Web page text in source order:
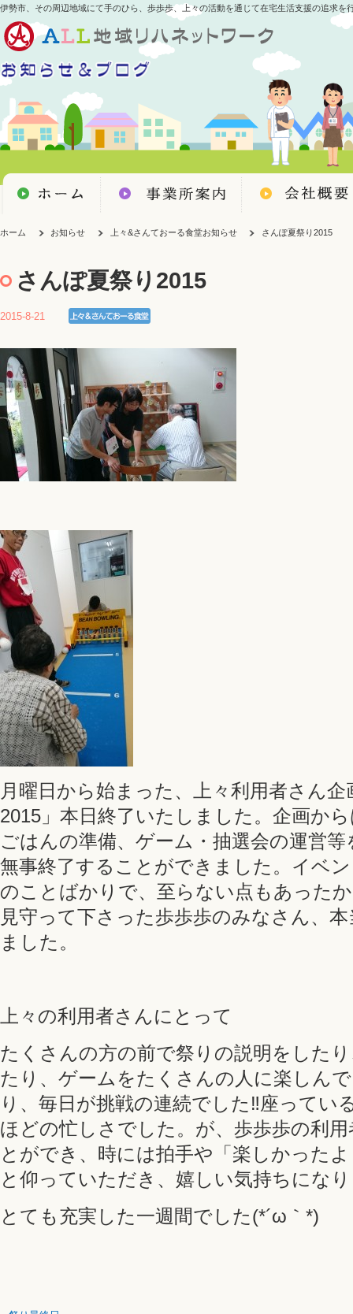
伊勢市、その周辺地域にて手のひら、歩歩歩、上々の活動を通じて在宅生活支援の追求を
ホーム お知らせ 上々&さんておーる食堂お知らせ さんぽ夏祭り2015
さんぽ夏祭り2015
2015-8-21
月曜日から始まった、上々利用者さん
2015」本日終了いたしました。企画か
ごはんの準備、ゲーム・抽選会の運営
無事終了することができました。イベ
のことばかりで、至らない点もあった
見守って下さった歩歩歩のみなさん、
ました。
上々の利用者さんにとって
たくさんの方の前で祭りの説明をした
たり、ゲームをたくさんの人に楽しん
り、毎日が挑戦の連続でした‼座ってい
ほどの忙しさでした。が、歩歩歩の利
とができ、時には拍手や「楽しかった
と仰っていただき、嬉しい気持ちにな
とても充実した一週間でした(*´ω｀*)